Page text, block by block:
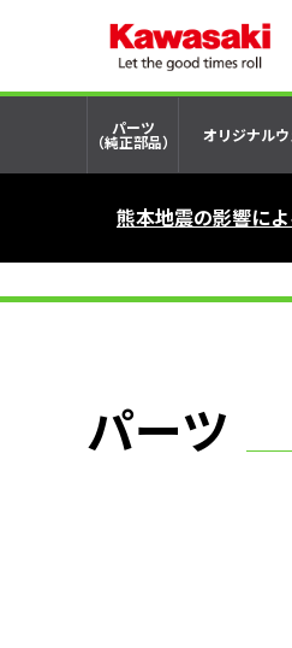
パーツ
（純正部品） オリジナル
熊本地震の影響に
パーツ